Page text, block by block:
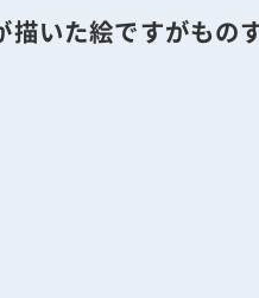
いた絵ですがもの